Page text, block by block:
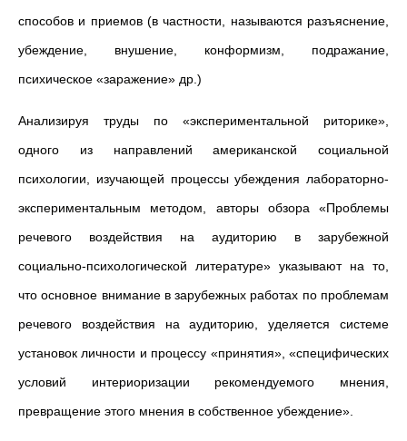
способов и приемов (в частности, называются разъяснение,
убеждение, внушение, конформизм, подражание,
психическое «заражение» др.)
Анализируя труды по «экспериментальной риторике»,
одного из направлений американской социальной
психологии, изучающей процессы убеждения лабораторно-
экспериментальным методом, авторы обзора «Проблемы
речевого воздействия на аудиторию в зарубежной
социально-психологической литературе» указывают на то,
что основное внимание в зарубежных работах по проблемам
речевого воздействия на аудиторию, уделяется системе
установок личности и процессу «принятия», «специфических
условий интериоризации рекомендуемого мнения,
превращение этого мнения в собственное убеждение».